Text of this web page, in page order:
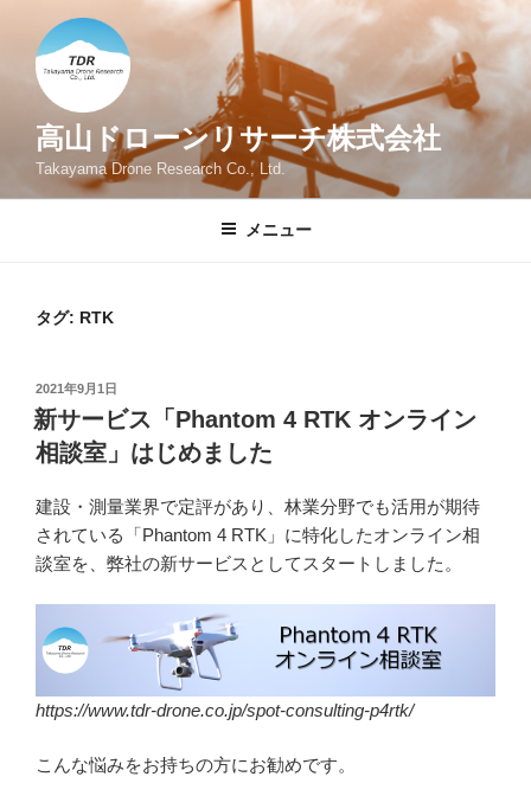
高山ドローンリサーチ株式会社
Takayama Drone Research Co., Ltd.
メニュー
タグ: RTK
投
稿
日:
2021年9月1日
新サービス「Phantom 4 RTK オンライン
相談室」はじめました
建設・測量業界で定評があり、林業分野でも活用が期待
されている「Phantom 4 RTK」に特化したオンライン相
談室を、弊社の新サービスとしてスタートしました。
https://www.tdr-drone.co.jp/spot-consulting-p4rtk/
こんな悩みをお持ちの方にお勧めです。